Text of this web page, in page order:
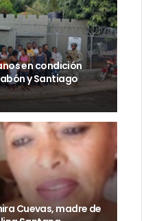
en condición
y Santiago
Cuevas, madre de